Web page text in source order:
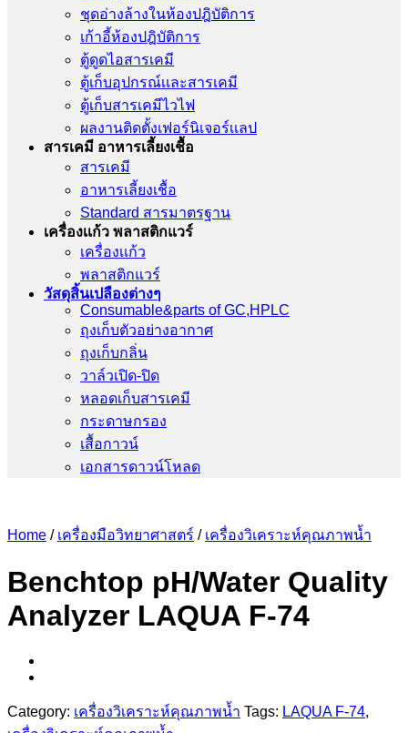
ชุดอ่างล้างในห้องปฎิบัติการ
เก้าอี้ห้องปฎิบัติการ
ตู้ดูดไอสารเคมี
ตู้เก็บอุปกรณ์เเละสารเคมี
ตู้เก็บสารเคมีไวไฟ
ผลงานติดตั้งเฟอร์นิเจอร์เเลป
สารเคมี อาหารเลี้ยงเชื้อ
สารเคมี
อาหารเลี้ยงเชื้อ
Standard สารมาตรฐาน
เครื่องเเก้ว พลาสติกแวร์
เครื่องเเก้ว
พลาสติกแวร์
วัสดุสิ้นเปลืองต่างๆ
Consumable&parts of GC,HPLC
ถุงเก็บตัวอย่างอากาศ
ถุงเก็บกลิ่น
วาล์วเปิด-ปิด
หลอดเก็บสารเคมี
กระดาษกรอง
เสื้อกาวน์
เอกสารดาวน์โหลด
Home / เครื่องมือวิทยาศาสตร์ / เครื่องวิเคราะห์คุณภาพน้ำ
Benchtop pH/Water Quality
Analyzer LAQUA F-74
Category: เครื่องวิเคราะห์คุณภาพน้ำ Tags: LAQUA F-74,